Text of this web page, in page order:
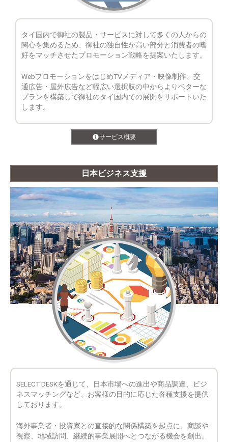
タイ国内で御社の製品・サービスに対して多くの人からの
関心を集めるため、御社の独自性が高い部分と消費者の嗜
好をマッチさせたプロモーション戦略を提案いたします。
WebプロモーションをはじめTVメディア・映像制作、交
通広告・屋外広告など幅広い選択肢の中からよりベターな
プランを構築して御社のタイ国内での展開をサポートいた
します。
サービス概要
日本ビジネス支援
SELECT DESKを通じて、日本市場への進出や商品調達、ビジ
ネスマッチングなど、お客様の目的に応じた各種支援を提供
しております。
海外事業者・投資家との直接的な関係構築を起点に、商談や
視察、地域訪問、継続的事業展開へとつながる機会を創出。